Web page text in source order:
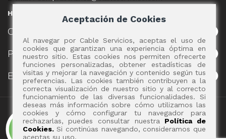
Horario
CABLE
POLÍTICAS
EVENTOS
Aceptación de Cookies
Al navegar por Cable Servicios, aceptas el uso de
cookies que garantizan una experiencia óptima en
nuestro sitio. Estas cookies nos permiten ofrecerte
funciones personalizadas, obtener estadísticas de
visitas y mejorar la navegación y contenido según tus
preferencias. Las cookies también contribuyen a la
correcta visualización de nuestro sitio y al correcto
funcionamiento de las diversas funcionalidades. Si
deseas más información sobre cómo utilizamos las
cookies y cómo configurar tu navegador para
rechazarlas, puedes consultar nuestra Política de
Cookies.Si continúas navegando, consideramos que
aceptas su uso.
Copyright 2017 - Cable Servicios S.A.